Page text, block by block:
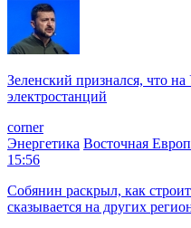
Зеленский признался, что
электростанций
corner
Энергетика Восточная
15:56
Собянин раскрыл, как
сказывается на других